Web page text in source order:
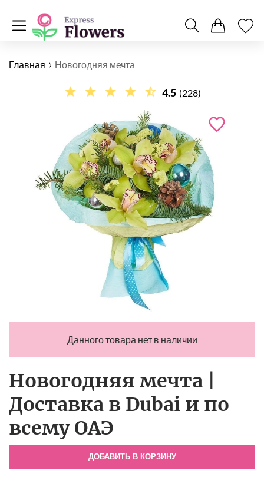
Главная Новогодняя мечта
4.5 (228)
Данного товара нет в наличии
Новогодняя мечта |
Доставка в Dubai и по
всему ОАЭ
ДОБАВИТЬ В КОРЗИНУ